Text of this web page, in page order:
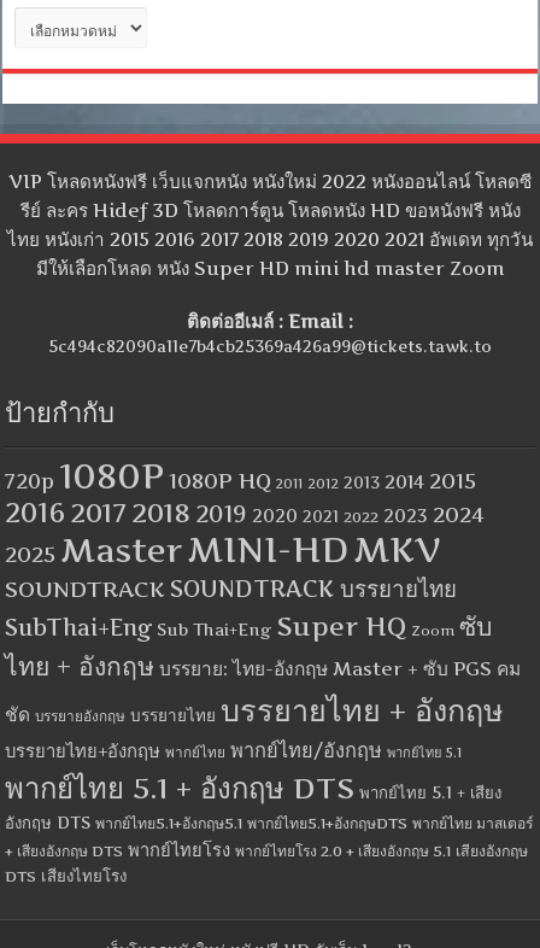
หมู่
VIP โหลดหนังฟรี เว็บแจกหนัง หนังใหม่ 2022 หนังออนไลน์ โหลดซี
รีย์ ละคร Hidef 3D โหลดการ์ตูน โหลดหนัง HD ขอหนังฟรี หนัง
ไทย หนังเก่า 2015 2016 2017 2018 2019 2020 2021 อัพเดท ทุกวัน
มีให้เลือกโหลด หนัง Super HD mini hd master Zoom
ติดต่ออีเมล์ : Email :
5c494c82090a11e7b4cb25369a426a99@tickets.tawk.to
ป้ายกำกับ
720p 1080P 1080P HQ 2011 2012 2013 2014 2015
2016 2017 2018 2019 2020 2021 2022 2023 2024
2025 MasterMINI-HDMKV
SOUNDTRACK SOUNDTRACK บรรยายไทย
SubThai+Eng Sub Thai+Eng Super HQ Zoom ซับ
ไทย + อังกฤษ บรรยาย: ไทย-อังกฤษ Master + ซับ PGS คม
ชัด บรรยายอังกฤษ บรรยายไทย บรรยายไทย + อังกฤษ
บรรยายไทย+อังกฤษ พากย์ไทย พากย์ไทย/อังกฤษ พากย์ไทย 5.1
พากย์ไทย 5.1 + อังกฤษ DTS พากย์ไทย 5.1 + เสียง
อังกฤษ DTS พากย์ไทย5.1+อังกฤษ5.1 พากย์ไทย5.1+อังกฤษDTS พากย์ไทย มาสเตอร์
+ เสียงอังกฤษ DTS พากย์ไทยโรง พากย์ไทยโรง 2.0 + เสียงอังกฤษ 5.1 เสียงอังกฤษ
DTS เสียงไทยโรง